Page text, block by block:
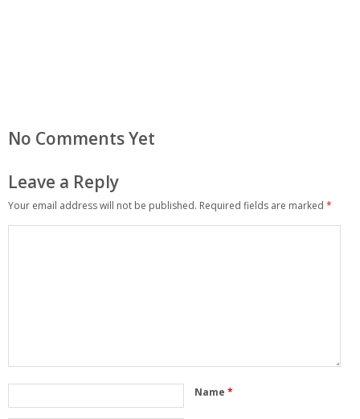
No Comments Yet
Leave a Reply
Your email address will not be published. Required fields are marked *
Name *